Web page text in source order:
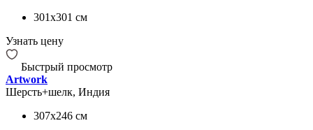
301x301 см
Узнать цену
Быстрый просмотр
Artwork
Шерсть+шелк, Индия
307x246 см